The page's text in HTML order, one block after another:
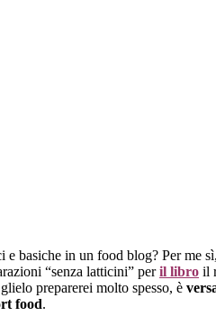
e basiche in un food blog? Per me
“senza latticini” peril libro il
preparerei molto spesso, è
food.